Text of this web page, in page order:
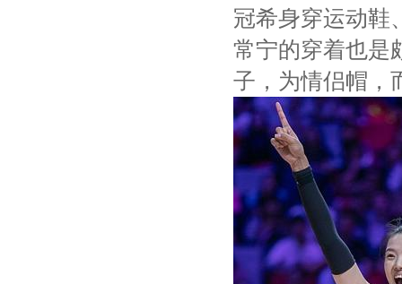
冠希身穿运动鞋
常宁的穿着也是
子，为情侣帽，